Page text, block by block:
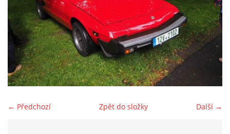
Kalendář veteránských akcí 2026
Prvomájová jízda 2026
Old Fiat Club historie
← Předchozí Další →
Zpět do složky